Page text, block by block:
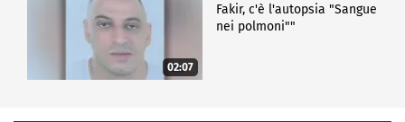
02:07
Fakir, c'è l'autopsia "Sangue
nei polmoni""